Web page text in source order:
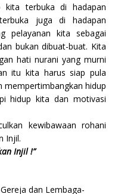
kita terbuka di hadapan
juga di hadapan
pelayanan kita sebagai
bukan dibuat-buat. Kita
hati nurani yang murni
itu kita harus siap pula
mempertimbangkan hidup
hidup kita dan motivasi
kewibawaan rohani
Injil.
Injil !”
dan Lembaga-